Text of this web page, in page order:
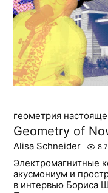
геометрия
Geometry of
Alisa Schneider
Электромагнитные
акусмониум и
в интервью Бориса